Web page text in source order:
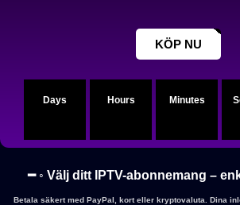
KÖP NU
Days Hours Minutes
━ ◦ Välj ditt IPTV-abonnemang –
Betala säkert med PayPal, kort eller kryptovaluta. Dina